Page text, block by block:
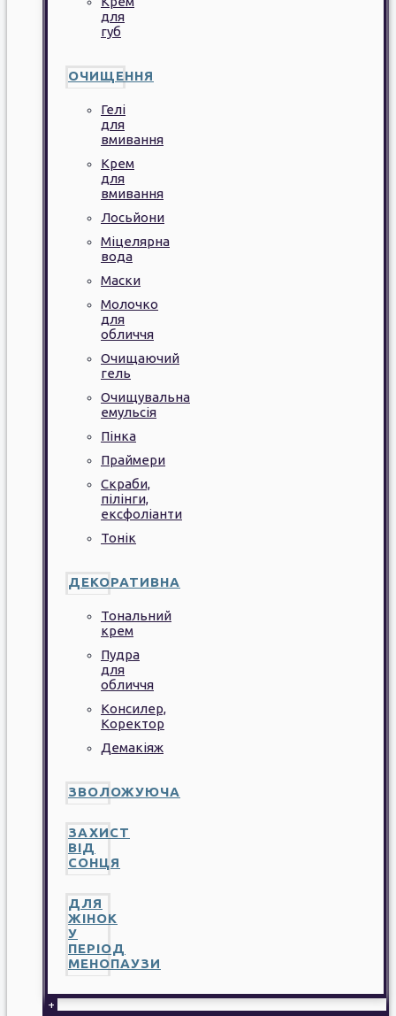
для
губ
ОЧИЩЕННЯ
Гелі
для
вмивання
Крем
для
вмивання
Лосьйони
Міцелярна
вода
Маски
Молочко
для
обличчя
Очищаючий
гель
Очищувальна
емульсія
Пінка
Праймери
Скраби,
пілінги,
ексфоліанти
Тонік
ДЕКОРАТИВНА
Тональний
крем
Пудра
для
обличчя
Консилер,
Коректор
Демакіяж
ЗВОЛОЖУЮЧА
ЗАХИСТ
ВІД
СОНЦЯ
ДЛЯ
ЖІНОК
У
ПЕРІОД
МЕНОПАУЗИ
+